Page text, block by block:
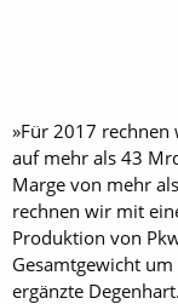
»Für 2017
auf mehr als 43
Marge von mehr
rechnen wir mit
Produktion von
Gesamtgewicht
ergänzte Degenhart.